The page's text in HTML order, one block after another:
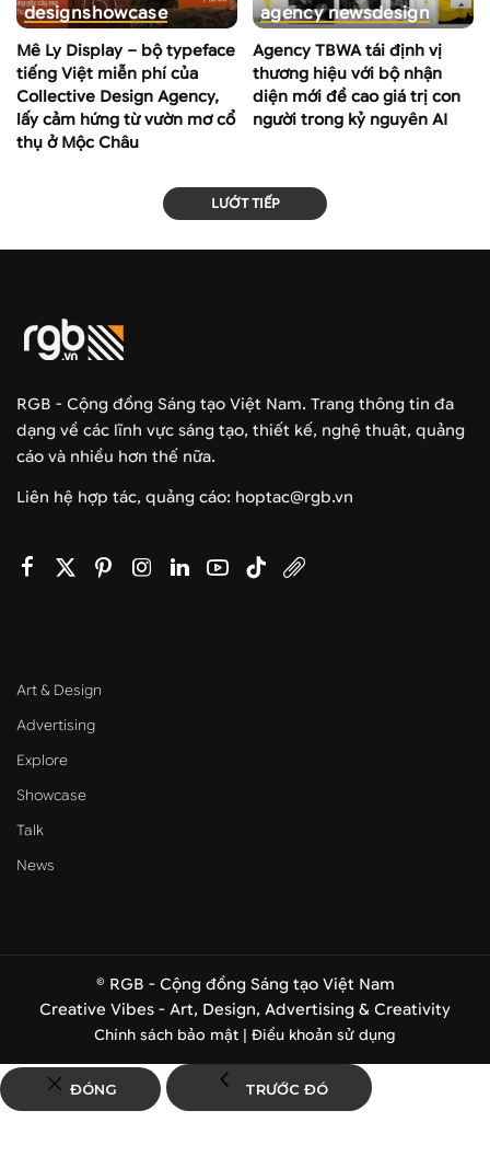
designshowcase
Mê Ly Display – bộ typeface
tiếng Việt miễn phí của
Collective Design Agency,
lấy cảm hứng từ vườn mơ cổ
thụ ở Mộc Châu
agency newsdesign
Agency TBWA tái định vị
thương hiệu với bộ nhận
diện mới đề cao giá trị con
người trong kỷ nguyên AI
LƯỚT TIẾP
RGB - Cộng đồng Sáng tạo Việt Nam. Trang thông tin đa
dạng về các lĩnh vực sáng tạo, thiết kế, nghệ thuật, quảng
cáo và nhiều hơn thế nữa.
Liên hệ hợp tác, quảng cáo: hoptac@rgb.vn
Art & Design
Advertising
Explore
Showcase
Talk
News
© RGB - Cộng đồng Sáng tạo Việt Nam
Creative Vibes - Art, Design, Advertising & Creativity
Chính sách bảo mật | Điều khoản sử dụng
ĐÓNG TRƯỚC ĐÓ